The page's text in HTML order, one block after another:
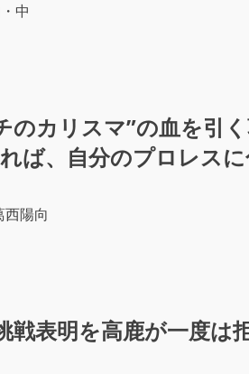
中
のカリスマ”の血を引
ば、自分のプロレス
陽向
戦表明を高鹿が一度